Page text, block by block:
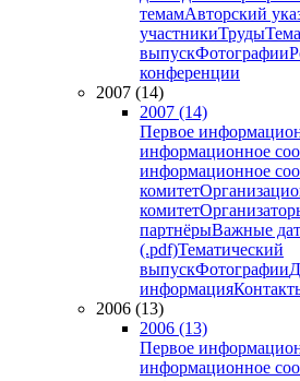
темамАвторский
участникиТруды
выпускФотографии
конференции
2007 (14)
2007 (14)
Первое
информационное
информационное
комитет
комитет
партнёрыВажные
(.pdf)Тематический
выпускФотографии
информация
2006 (13)
2006 (13)
Первое
информационное